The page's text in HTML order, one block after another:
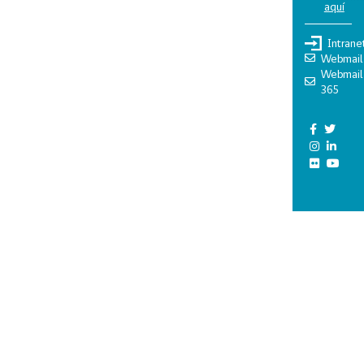
aquí
Webmail
Webmail
365